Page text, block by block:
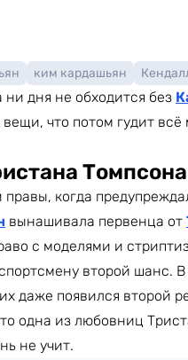
ким кардашьян
ни дня не обходится без
что потом гудит
Томпсона
когда
вынашивала первенца от
с моделями и
второй шанс.
даже появился второй
одна из любовниц
не учит.